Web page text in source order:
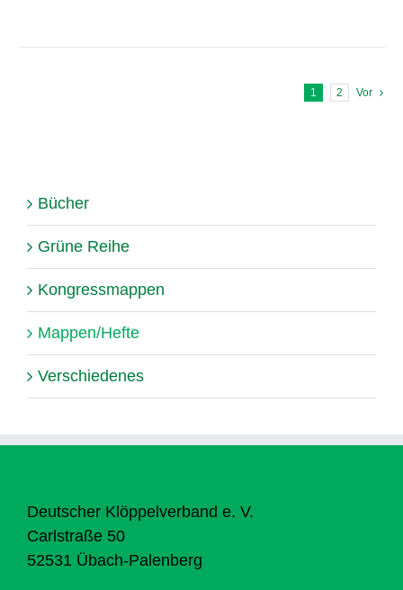
1 2 Vor
Bücher
Grüne Reihe
Kongressmappen
Mappen/Hefte
Verschiedenes
Deutscher Klöppelverband e. V.
Carlstraße 50
52531 Übach-Palenberg